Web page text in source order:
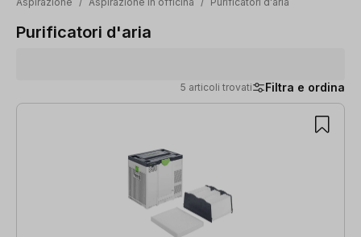
Purificatori d'aria
5 articoli trovati Filtra e ordina
5 articoli trovati